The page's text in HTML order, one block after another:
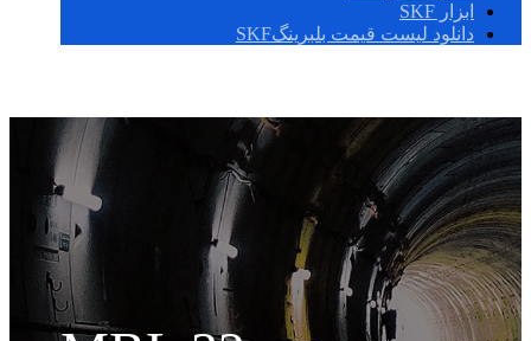
ابزار SKF
دانلود لیست قیمت بلبرینگSKF